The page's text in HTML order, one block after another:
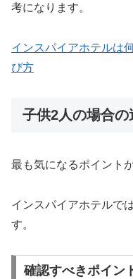
考になります。
インスパイアホテルは
び方
子供2人の場合
最も気になるポイント
インスパイアホテルで
す。
確認すべきポイン